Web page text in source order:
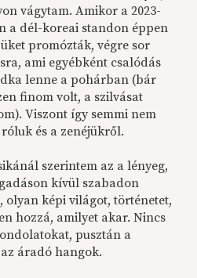
vágytam. Amikor a 2023-
a dél-koreai standon éppen
promózták, végre sor
ami egyébként csalódás
lenne a pohárban (bár
finom volt, a szilvásat
Viszont így semmi nem
és a zenéjükről.
szerintem az a lényeg,
kívül szabadon
olyan képi világot, történetet,
hozzá, amilyet akar. Nincs
pusztán a
áradó hangok.